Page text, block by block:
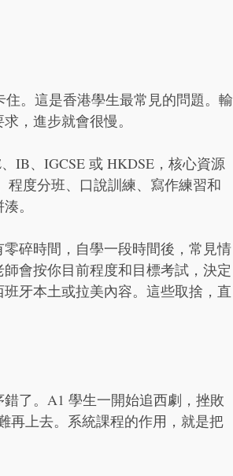
住。這是香港學生最常見的問題。輸
，進步就會很慢。
IB、IGCSE 或 HKDSE，核心資源
程度分班、口說訓練、寫作練習和
。
碎時間，自學一段時間後，常見情
會按你目前程度和目標考試，決定
牙本土或拉美內容。這些取捨，直
了。A1 學生一開始追西劇，挫敗
再上去。系統課程的作用，就是把